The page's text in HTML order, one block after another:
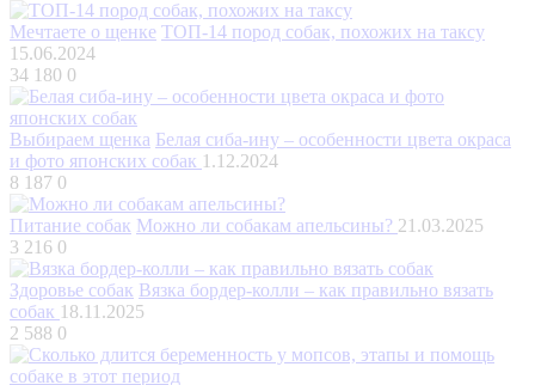
Мечтаете о щенке ТОП-14 пород собак, похожих на таксу
15.06.2024
34 180 0
Выбираем щенка Белая сиба-ину – особенности цвета окраса
и фото японских собак 1.12.2024
8 187 0
Питание собак Можно ли собакам апельсины? 21.03.2025
3 216 0
Здоровье собак Вязка бордер-колли – как правильно вязать
собак 18.11.2025
2 588 0